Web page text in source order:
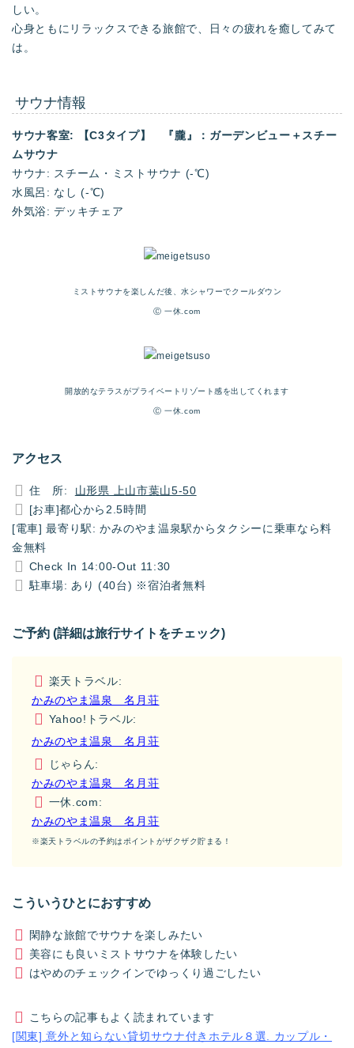
しい。
心身ともにリラックスできる旅館で、日々の疲れを癒してみて
は。
サウナ情報
サウナ客室: 【C3タイプ】 『朧』：ガーデンビュー＋スチー
ムサウナ
サウナ: スチーム・ミストサウナ (-℃)
水風呂: なし (-℃)
外気浴: デッキチェア
ミストサウナを楽しんだ後、水シャワーでクールダウン
Ⓒ 一休.com
開放的なテラスがプライベートリゾート感を出してくれます
Ⓒ 一休.com
アクセス
住 所: 山形県 上山市葉山5-50
[お車]都心から2.5時間
[電車] 最寄り駅: かみのやま温泉駅からタクシーに乗車なら料
金無料
Check In 14:00-Out 11:30
駐車場: あり (40台) ※宿泊者無料
ご予約 (詳細は旅行サイトをチェック)
楽天トラベル:
かみのやま温泉 名月荘
Yahoo!トラベル:
かみのやま温泉 名月荘
じゃらん:
かみのやま温泉 名月荘
一休.com:
かみのやま温泉 名月荘
※楽天トラベルの予約はポイントがザクザク貯まる！
こういうひとにおすすめ
閑静な旅館でサウナを楽しみたい
美容にも良いミストサウナを体験したい
はやめのチェックインでゆっくり過ごしたい
こちらの記事もよく読まれています
[関東] 意外と知らない貸切サウナ付きホテル８選. カップル・